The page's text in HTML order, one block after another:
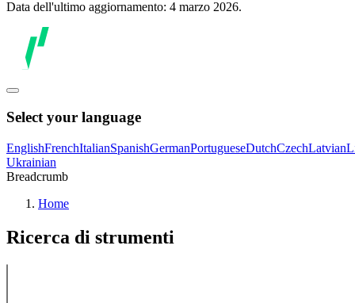
Data dell'ultimo aggiornamento: 4 marzo 2026.
Select your language
EnglishFrenchItalianSpanishGermanPortugueseDutchCzechLatvian
Ukrainian
Breadcrumb
Home
Ricerca di strumenti